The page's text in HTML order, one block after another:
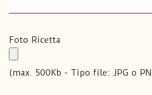
Foto Ricetta
(max. 500Kb - Tipo file: JPG o